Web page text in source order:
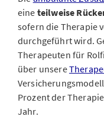
eine teilweise
sofern die Therapie
durchgeführt wird.
Therapeuten für
über unsere
Versicherungsmodell
Prozent der
Jahr.